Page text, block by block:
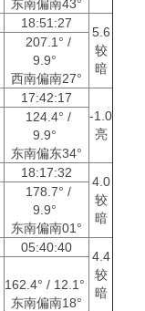
东南偏南43°
18:51:27
5.6
较
暗
207.1° /
9.9°
西南偏南27°
17:42:17
-1.0
亮
124.4° /
9.9°
东南偏东34°
18:17:32
4.0
较
暗
178.7° /
9.9°
东南偏南01°
05:40:40
4.4
较
暗
162.4° / 12.1°
东南偏南18°